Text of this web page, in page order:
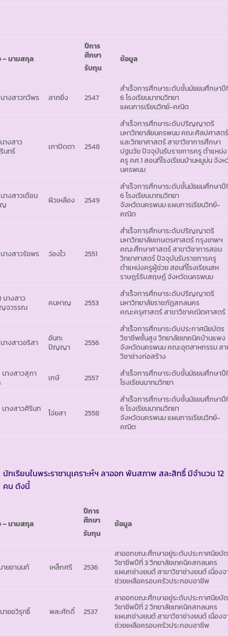
– นามสกุล
ปีการ
ศึกษา
รับทุน
ข้อมูล
างสาวทวีพร ลาภยิ่ง 2547
สำเร็จการศึกษาระดับชั้นมัธยมศึกษา
6 โรงเรียนนาทมวิทยา
แผนการเรียนวิทย์-คณิต
างสาว
นทร์
เภาปิดตา 2548
สำเร็จการศึกษาระดับปริญญาตรี
มหาวิทยาลัยนครพนม คณะศิลปศาสต
และวิทยาศาสตร์ สาขาวิชาการศึกษา
ปฐมวัย ปัจจุบันรับราชการครู ตำแหน่ง
ครู คศ.1 สอนที่โรงเรียนบ้านหมูม่น จัง
นครพนม
างสาวเดือน
ผิวเหลือง 2549
สำเร็จการศึกษาระดับชั้นมัธยมศึกษา
6 โรงเรียนนาทมวิทยา
จังหวัดนครพนม แผนการเรียนวิทย์-
คณิต
างสาวรัชพร ว่องไว 2551
สำเร็จการศึกษาระดับปริญญาตรี
มหาวิทยาลัยเกษตรศาสตร์ กรุงเทพฯ
คณะศึกษาศาสตร์ สาขาวิชาการสอน
วิทยาศาสตร์ ปัจจุบันรับราชการครู
ตำแหน่งครูผู้ช่วย สอนที่โรงเรียนสห
ราษฎร์รับสฤษฏ์ จังหวัดนครพนม
นางสาว
จวรรณ
คนหาญ 2553
สำเร็จการศึกษาระดับปริญญาตรี
มหาวิทยาลัยราชภัฏสกลนคร
คณะครุศาสตร์ สาขาวิชาคณิตศาสตร์
นางสาวอริสา
อันทะ
ปัญญา
2556
สำเร็จการศึกษาระดับประกาศนียบัตร
วิชาชีพชั้นสูง วิทยาลัยเทคนิคบ้านแพง
จังหวัดนครพนม คณะอุตสาหกรรม สา
วิชาช่างก่อสร้าง
นางสาวสุภา
เกษี 2557
สำเร็จการศึกษาระดับชั้นมัธยมศึกษาปี
โรงเรียนนาทมวิทยา
นางสาวศิรินท โจ่ยสา 2558
สำเร็จการศึกษาระดับชั้นมัธยมศึกษา
6 โรงเรียนนาทมวิทยา
จังหวัดนครพนม แผนการเรียนวิทย์-
คณิต
นักเรียนในพระราชานุเคราะห์ฯ ลาออก พ้นสภาพ สละสิทธิ์ มีจำนวน 12
คน ดังนี้
– นามสกุล
ปีการ
ศึกษา
รับทุน
ข้อมูล
ายอานนท์ เหล็กศรี 2536
ลาออกขณะศึกษาอยู่ระดับประกาศนียบั
วิชาชีพปีที่ 3 วิทยาลัยเทคนิคสกลนคร
แผนกช่างยนต์ สาขาวิชาช่างยนต์ เนื่อง
ช่วยเหลือครอบครัวประกอบอาชีพ
ายอวิรุทธิ์ พละศักดิ์ 2537
ลาออกขณะศึกษาอยู่ระดับประกาศนียบั
วิชาชีพปีที่ 2 วิทยาลัยเทคนิคสกลนคร
แผนกช่างยนต์ สาขาวิชาช่างยนต์ เนื่อง
ช่วยเหลือครอบครัวประกอบอาชีพ